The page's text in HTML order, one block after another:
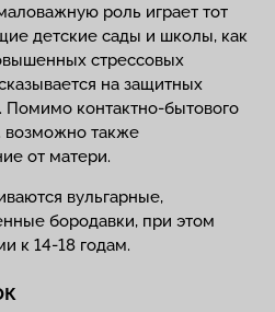
роль играет тот
детские сады и школы, как
стрессовых
на защитных
Помимо контактно-бытового
возможно также
от матери.
вульгарные,
бородавки, при этом
к 14-18 годам.